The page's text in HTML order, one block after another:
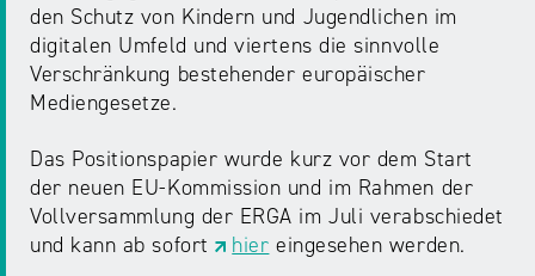
der
Medienregulierung
Desinformation
Festival
Medienkarriere
Medienscouts
Convention
NRWision
FLIMMO
Datenschutzaufsicht
Berichte
Die
Medienkommission
den Schutz von Kindern und Jugendlichen im
digitalen Umfeld und viertens die sinnvolle
Verschränkung bestehender europäischer
Mediengesetze.
Das Positionspapier wurde kurz vor dem Start
der neuen EU-Kommission und im Rahmen der
Vollversammlung der ERGA im Juli verabschiedet
und kann ab sofort
hier eingesehen werden.